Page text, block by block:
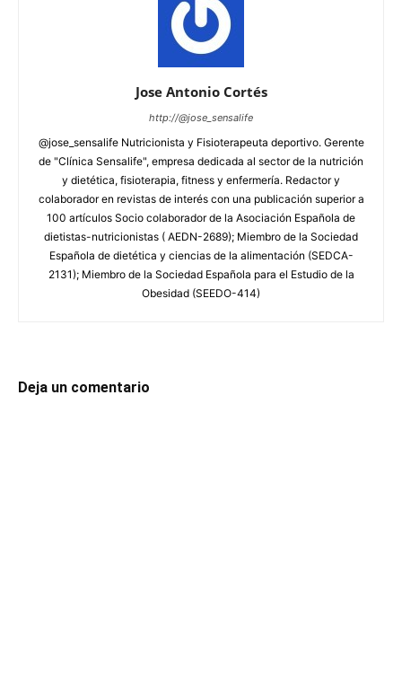
Jose Antonio Cortés
http://@jose_sensalife
@jose_sensalife Nutricionista y Fisioterapeuta deportivo. Gerente
de "Clínica Sensalife", empresa dedicada al sector de la nutrición
y dietética, fisioterapia, fitness y enfermería. Redactor y
colaborador en revistas de interés con una publicación superior a
100 artículos Socio colaborador de la Asociación Española de
dietistas-nutricionistas ( AEDN-2689); Miembro de la Sociedad
Española de dietética y ciencias de la alimentación (SEDCA-
2131); Miembro de la Sociedad Española para el Estudio de la
Obesidad (SEEDO-414)
Deja un comentario